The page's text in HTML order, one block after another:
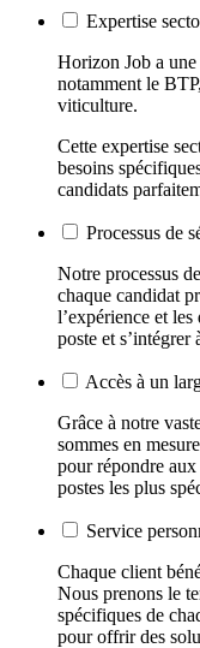
Expertise
Horizon Job a une
notamment le
viticulture.
Cette expertise
besoins
candidats
Processus de
Notre processus
chaque candidat
l’expérience et
poste et s’intégrer
Accès à un
Grâce à notre
sommes en
pour répondre
postes les plus
Service
Chaque client
Nous prenons le
spécifiques de
pour offrir des